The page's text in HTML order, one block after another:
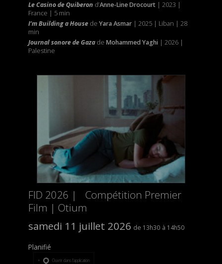
Le Casino de Quiberon d’Anne-Line Drocourt| 2023 |
France | 5 min
I’m Building a Housede Yara Asmar| 2025 | Liban | 28
min
Journal sonore de Gaza de Mohammed Yaghi| 2026 |
Palestine
FID 2026 | Compétition Premier
Film | Otium
samedi 11 juillet 2026
13h30 14h50
Planifié
Ouvrir dans l’application